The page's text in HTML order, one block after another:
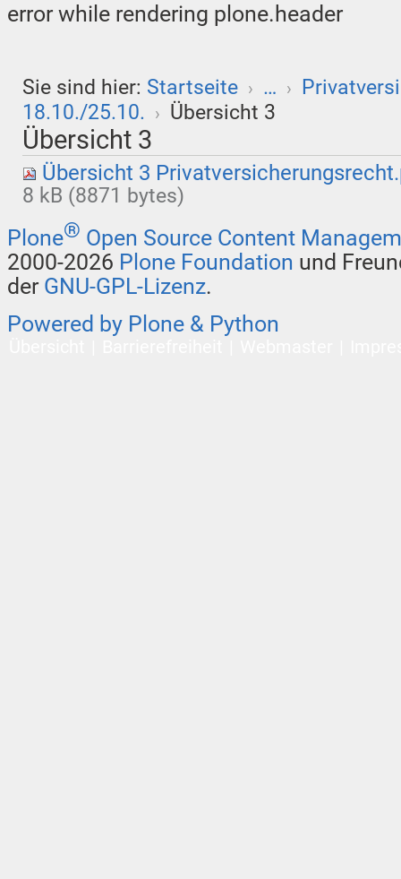
error while rendering plone.header
Sie sind hier: Startseite › … ›
18.10./25.10. › Übersicht 3
Übersicht 3
Übersicht 3
8 kB (8871 bytes)
Plone® Open Source Content
2000-2026 Plone Foundation und
der GNU-GPL-Lizenz.
Powered by Plone & Python